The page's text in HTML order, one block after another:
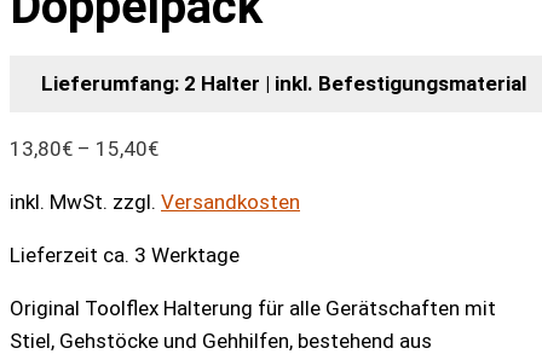
Lieferumfang: 2 Halter | inkl. Befestigungsmaterial
13,80€ – 15,40€
inkl. MwSt. zzgl. Versandkosten
Lieferzeit ca. 3 Werktage
Original Toolflex Halterung für alle Gerätschaften mit
Stiel, Gehstöcke und Gehhilfen, bestehend aus